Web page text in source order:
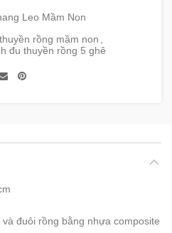
Leo Mầm Non
thuyền rồng mầm non
đu thuyền rồng 5 ghê
đuôi rồng bằng nhựa composite